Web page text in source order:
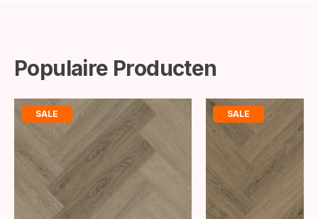
Populaire Producten
SALE SALE